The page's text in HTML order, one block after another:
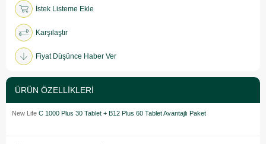
İstek Listeme Ekle
Karşılaştır
Fiyat Düşünce Haber Ver
ÜRÜN ÖZELLIKLERI
New Life C 1000 Plus 30 Tablet + B12 Plus 60 Tablet Avantajlı Paket